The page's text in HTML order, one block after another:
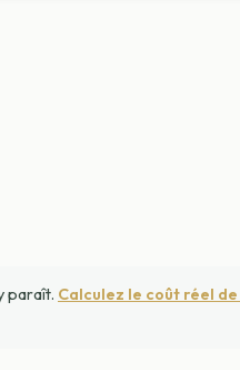
paraît. Calculez le coût réel